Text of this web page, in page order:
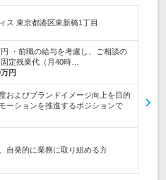
ス 東京都港区東新橋1丁目
・前職の給与を考慮し、ご相談の
定残業代（月40時…
円
およびブランドイメージ向上を目的
ーションを推進するポジションで
自発的に業務に取り組める方